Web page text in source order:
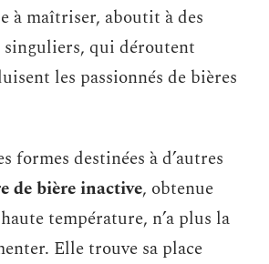
à maîtriser, aboutit à des
qui déroutent
les passionnés de bières
formes destinées à d’autres
de bière inactive, obtenue
température, n’a plus la
Elle trouve sa place